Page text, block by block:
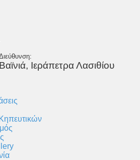
Βαϊνιά, Ιεράπετρα Λασιθίου